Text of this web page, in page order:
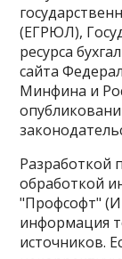
(ЕГРЮЛ),
ресурса
сайта
Минфина и
Разработкой
обработкой
"Профсофт"
информация
источников.